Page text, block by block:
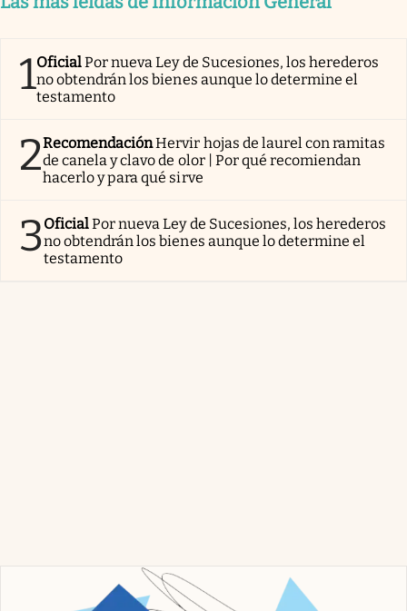
1OficialPor nueva Ley de Sucesiones, los herederos
no obtendrán los bienes aunque lo determine el
testamento
2RecomendaciónHervir hojas de laurel con ramitas
de canela y clavo de olor | Por qué recomiendan
hacerlo y para qué sirve
3OficialPor nueva Ley de Sucesiones, los herederos
no obtendrán los bienes aunque lo determine el
testamento